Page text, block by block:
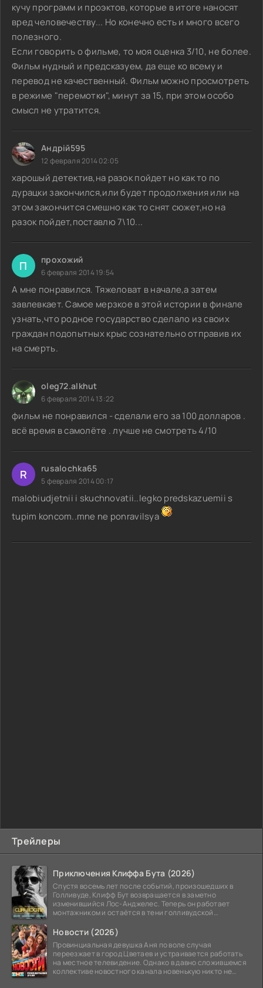
Трейлеры
Приключения Клиффа Бута (2026)
Спустя восемь лет после событий, произошедших в
Голливуде, Клифф Бут возвращается в заметно
изменившийся Лос-Анджелес. Теперь он работает
монтажником и остаётся в тени голливудской
Новости (2026)
Провинциальная девушка Аня по воле случая
переезжает в город Цветаев и устраивается работать
на местное телевидение. Однако в давно сложившемся
коллективе новостного канала новенькую никто не
кучу программ и проэктов, которые в итоге наносят
вред человечеству... Но конечно есть и много всего
полезного.
Если говорить о фильме, то моя оценка 3/10, не более.
Фильм нудный и предсказуем, да еще ко всему и
перевод не качественный. Фильм можно просмотреть
в режиме "перемотки", минут за 15, при этом особо
смысл не утратится.
Андрій595
12 февраля 2014 02:05
харошый детектив,на разок пойдет но как то по
дурацки закончился,или будет продолжения или на
этом закончится смешно как то снят сюжет,но на
разок пойдет,поставлю 7\10...
П прохожий
6 февраля 2014 19:54
А мне понравился. Тяжеловат в начале,а затем
завлевкает. Самое мерзкое в этой истории в финале
узнать,что родное государство сделало из своих
граждан подопытных крыс сознательно отправив их
на смерть.
oleg72.alkhut
6 февраля 2014 13:22
фильм не понравился - сделали его за 100 долларов .
всё время в самолёте . лучше не смотреть 4/10
R rusalochka65
5 февраля 2014 00:17
malobiudjetnii i skuchnovatii..legko predskazuemii s
tupim koncom..mne ne ponravilsya